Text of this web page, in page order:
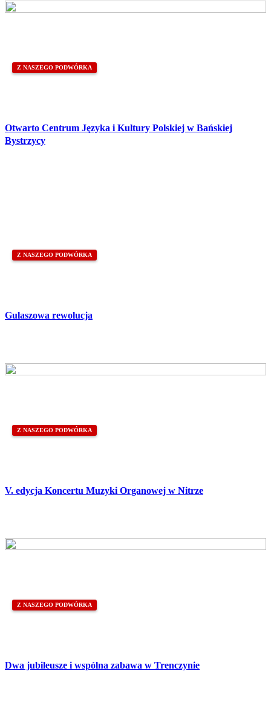
Z NASZEGO PODWÓRKA
Otwarto Centrum Języka i Kultury Polskiej w Bańskiej
Bystrzycy
Z NASZEGO PODWÓRKA
Gulaszowa rewolucja
Z NASZEGO PODWÓRKA
V. edycja Koncertu Muzyki Organowej w Nitrze
Z NASZEGO PODWÓRKA
Dwa jubileusze i wspólna zabawa w Trenczynie